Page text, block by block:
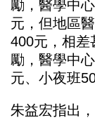
勵，醫學中
元，但地區
400元，相差
勵，醫學中
元、小夜班
朱益宏指出